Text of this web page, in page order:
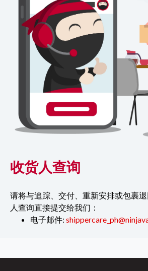
收货人查询
请将与追踪、交付、重新安排或包裹
人查询直接提交给我们：
电子邮件: